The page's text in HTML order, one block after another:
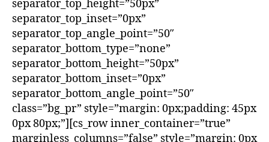
separator_top_height=”50px”
separator_top_inset=”0px”
separator_top_angle_point=”50″
separator_bottom_type=”none”
separator_bottom_height=”50px”
separator_bottom_inset=”0px”
separator_bottom_angle_point=”50″
class=”bg_pr” style=”margin: 0px;padding: 45px
0px 80px;”][cs_row inner_container=”true”
marginless_columns=”false” style=”margin: 0px